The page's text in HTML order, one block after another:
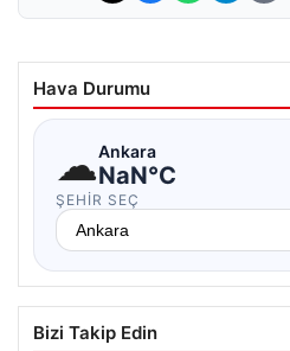
Hava Durumu
☁Ankara
NaN°C
ŞEHIR SEÇ
Bizi Takip Edin